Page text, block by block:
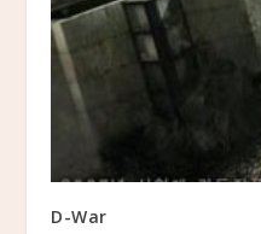
D-War